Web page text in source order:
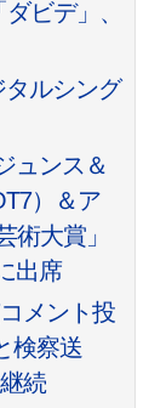
ビデ」、
タルシング
ュンス＆
）＆ア
術大賞」
出席
メント投
検察送
続